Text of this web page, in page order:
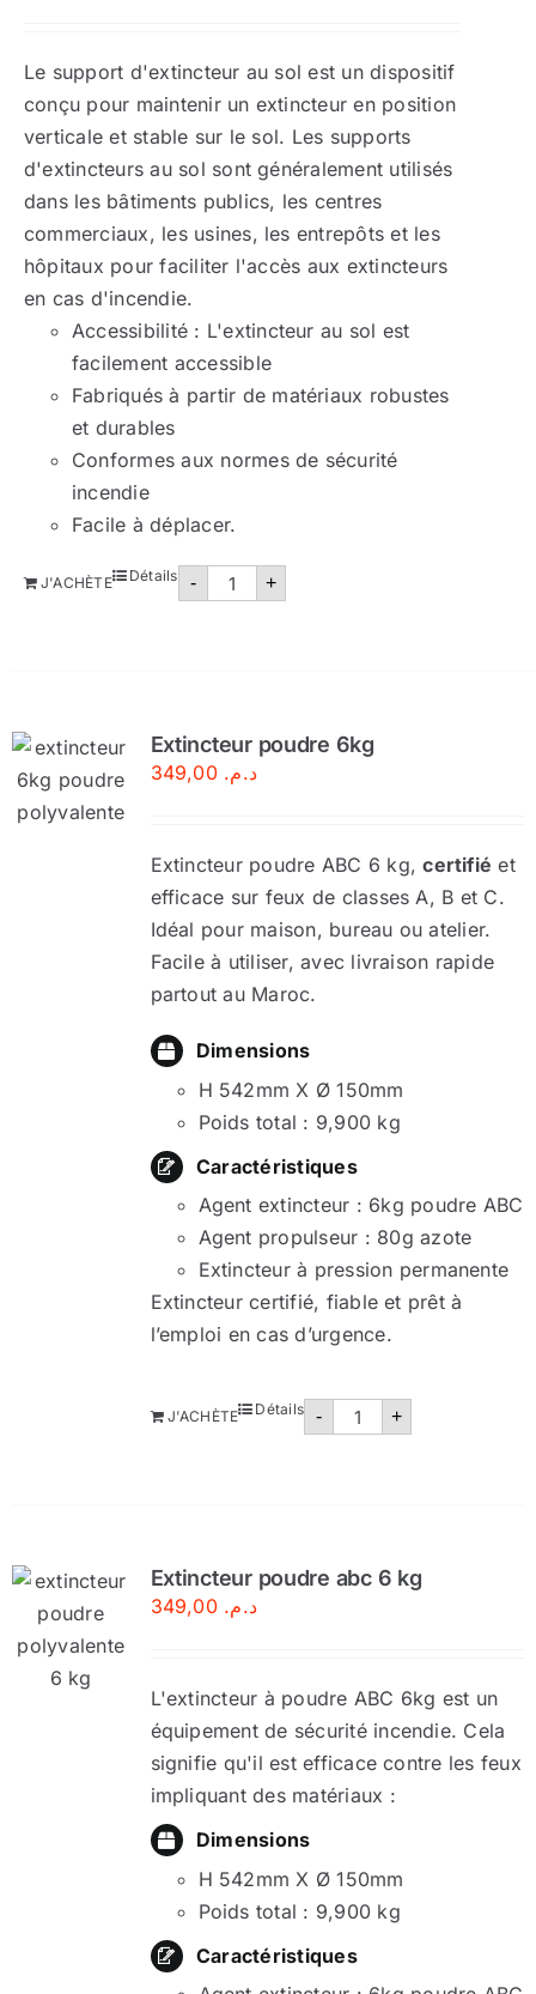
Le support d'extincteur au sol est un dispositif
conçu pour maintenir un extincteur en position
verticale et stable sur le sol. Les supports
d'extincteurs au sol sont généralement utilisés
dans les bâtiments publics, les centres
commerciaux, les usines, les entrepôts et les
hôpitaux pour faciliter l'accès aux extincteurs
en cas d'incendie.
Accessibilité : L'extincteur au sol est
facilement accessible
Fabriqués à partir de matériaux robustes
et durables
Conformes aux normes de sécurité
incendie
Facile à déplacer.
- quantité
+
J'ACHÈTE Détails
Extincteur poudre 6kg
د.م. 349,00
Extincteur poudre ABC 6 kg,certifié et
efficace sur feux de classes A, B et C.
Idéal pour maison, bureau ou atelier.
Facile à utiliser, avec livraison rapide
partout au Maroc.
Dimensions
H 542mm X Ø 150mm
Poids total : 9,900 kg
Caractéristiques
Agent extincteur : 6kg poudre ABC
Agent propulseur : 80g azote
Extincteur à pression permanente
Extincteur certifié, fiable et prêt à
l’emploi en cas d’urgence.
- quantité
+
J'ACHÈTE Détails
Extincteur poudre abc 6 kg
د.م. 349,00
L'extincteur à poudre ABC 6kg est un
équipement de sécurité incendie. Cela
signifie qu'il est efficace contre les feux
impliquant des matériaux :
Dimensions
H 542mm X Ø 150mm
Poids total : 9,900 kg
Caractéristiques